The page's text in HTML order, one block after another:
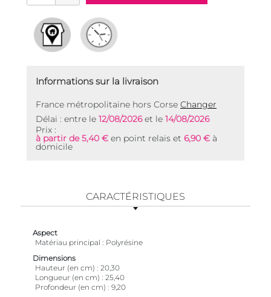
Informations sur la livraison
France métropolitaine hors Corse Changer
Délai : entre le 12/08/2026et le 14/08/2026
Prix :
à partir de 5,40 € en point relais et 6,90 € à
domicile
CARACTÉRISTIQUES
Aspect
Matériau principal
Polyrésine
Dimensions
Hauteur (en cm)
20,30
Longueur (en cm)
25,40
Profondeur (en cm)
9,20